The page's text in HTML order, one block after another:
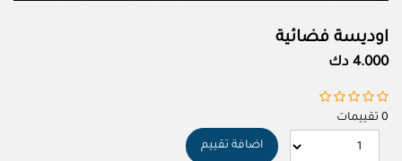
اوديسة فضائية
4.000 دك
0 تقييمات
اضافة تقييم